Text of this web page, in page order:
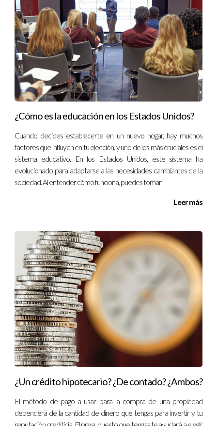
¿Cómo es la educación en los Estados Unidos?
Cuando decides establecerte en un nuevo hogar, hay muchos
factores que influyen en tu elección, y uno de los más cruciales es el
sistema educativo. En los Estados Unidos, este sistema ha
evolucionado para adaptarse a las necesidades cambiantes de la
sociedad. Al entender cómo funciona, puedes tomar
Leer más
¿Un crédito hipotecario? ¿De contado? ¿Ambos?
El método de pago a usar para la compra de una propiedad
dependerá de la cantidad de dinero que tengas para invertir y tu